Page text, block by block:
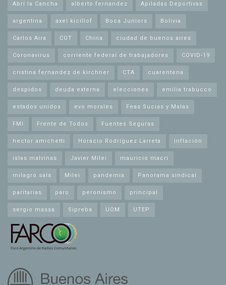
Abrí la Cancha alberto fernandez Apiladas Deportivas
argentina axel kicillof Boca Juniors Bolivia
Carlos Aira CGT China ciudad de buenos aires
Coronavirus corriente federal de trabajadores COVID-19
cristina fernandez de kirchner CTA cuarentena
despidos deuda externa elecciones emilia trabucco
estados unidos evo morales Feas Sucias y Malas
FMI Frente de Todos Fuentes Seguras
hector amichetti Horacio Rodríguez Larreta inflación
islas malvinas Javier Milei mauricio macri
milagro sala Milei pandemia Panorama sindical
paritarias paro peronismo principal
sergio massa Sipreba UOM UTEP